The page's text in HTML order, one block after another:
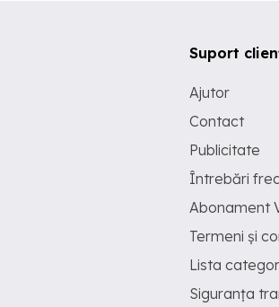
Suport
Ajutor
Contact
Publicitate
Întrebări
Abonament
Termeni și
Lista
Siguranța